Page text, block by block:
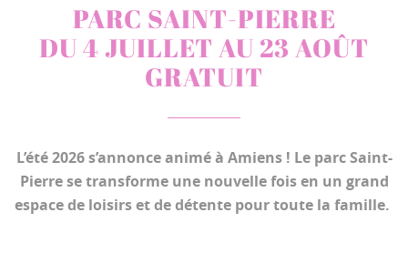
PARC SAINT-PIERRE
DU 4 JUILLET AU 23 AOÛT
GRATUIT
L’été 2026 s’annonce animé à Amiens ! Le parc Saint-
Pierre se transforme une nouvelle fois en un grand
espace de loisirs et de détente pour toute la famille.